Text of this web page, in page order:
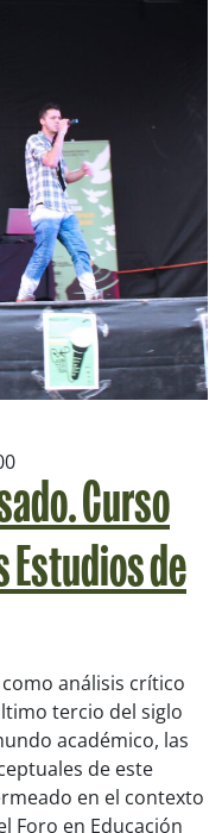
Curso
Estudios de
análisis crítico
tercio del siglo
académico, las
de este
en el contexto
Foro en Educación